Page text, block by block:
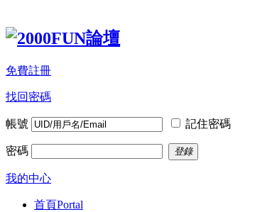
免費註冊
找回密碼
帳號 記住密碼
密碼 登錄
我的中心
首頁Portal